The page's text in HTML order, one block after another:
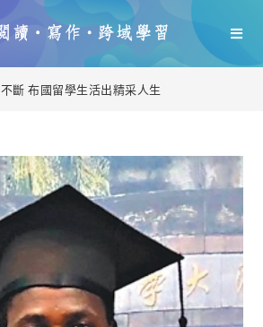
斷 布國留學生活出精采人生